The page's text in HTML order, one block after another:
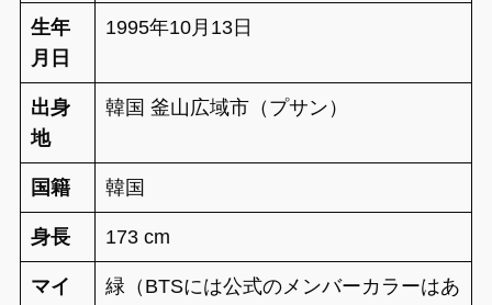
生年
月日
1995年10月13日
出身
地
韓国 釜山広域市（プサン）
国籍 韓国
身長 173 cm
マイ
緑（BTSには公式のメンバーカラーはあ